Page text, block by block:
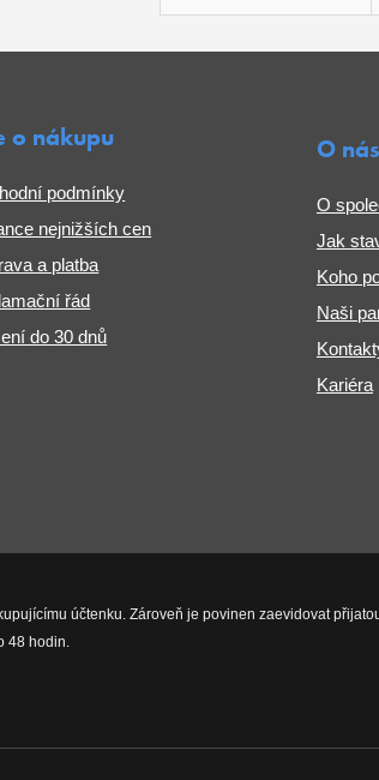
o nákupu
podmínky
nejnižších cen
a platba
řád
do 30 dnů
O nás
O
Jak
Koho
Naši
Kariéra
účtenku. Zároveň je povinen zaevidovat
48 hodin.